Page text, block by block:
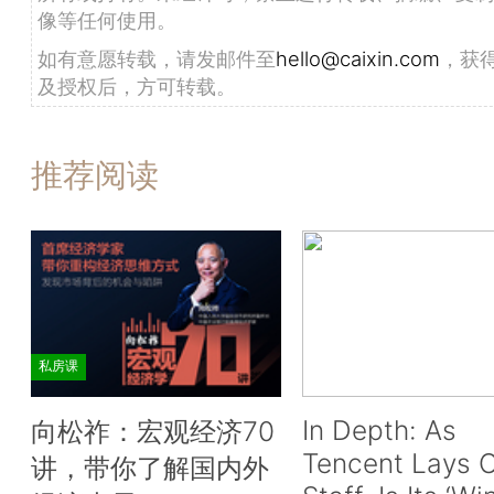
像等任何使用。
如有意愿转载，请发邮件至hello@caixin.com ，获
及授权后，方可转载。
推荐阅读
私房课
向松祚：宏观经济70
讲，带你了解国内外
In Depth: As
Tencent Lays